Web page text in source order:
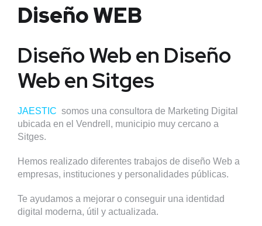
Diseño WEB
Diseño Web en Diseño
Web en Sitges
JAESTIC somos una consultora de Marketing Digital
ubicada en el Vendrell, municipio muy cercano a
Sitges.
Hemos realizado diferentes trabajos de diseño Web a
empresas, instituciones y personalidades públicas.
Te ayudamos a mejorar o conseguir una identidad
digital moderna, útil y actualizada.